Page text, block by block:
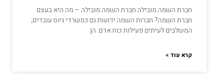
חברת השמה מובילה חברת השמה מובילה – מה היא בעצם
חברת השמה? חברות השמה ידועות גם כמשרדי גיוס עובדים,
המשלבים לעיתים פעילות כוח אדם. הן
קרא עוד »